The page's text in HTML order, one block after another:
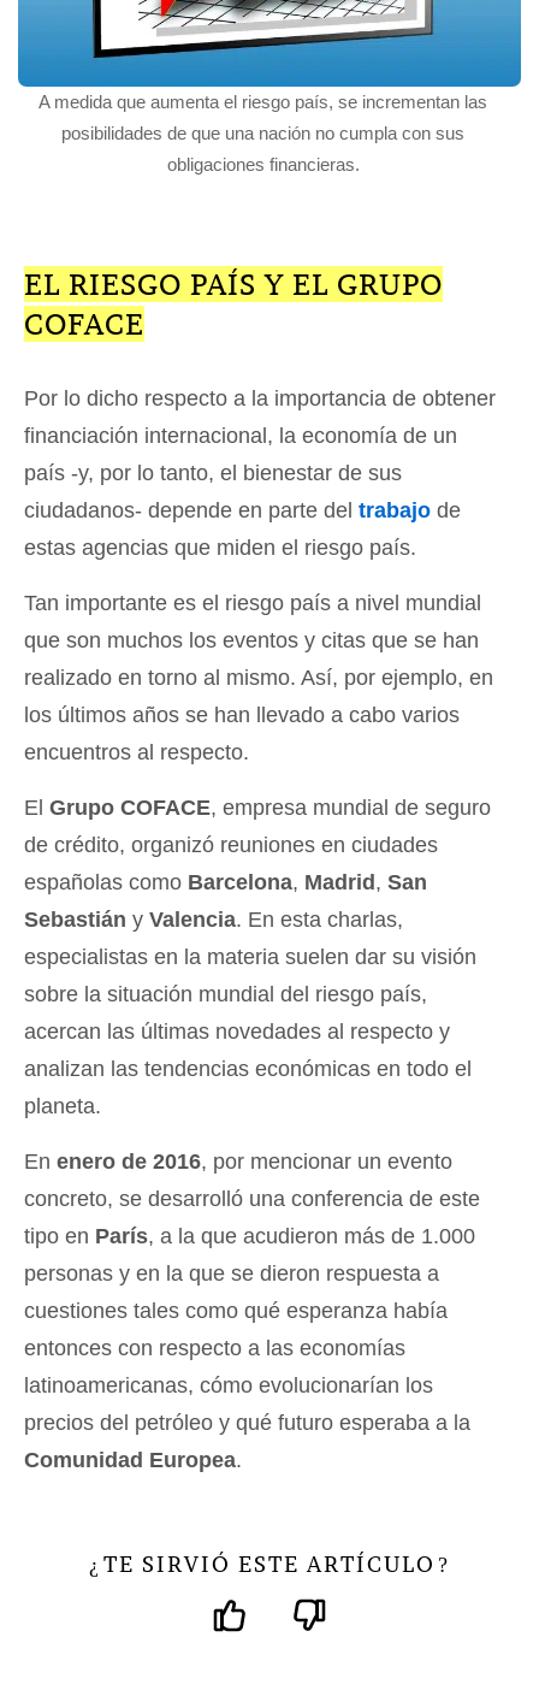
A medida que aumenta el riesgo país, se incrementan las
posibilidades de que una nación no cumpla con sus
obligaciones financieras.
EL RIESGO PAÍS Y EL GRUPO
COFACE
Por lo dicho respecto a la importancia de obtener
financiación internacional, la economía de un
país -y, por lo tanto, el bienestar de sus
ciudadanos- depende en parte del trabajo de
estas agencias que miden el riesgo país.
Tan importante es el riesgo país a nivel mundial
que son muchos los eventos y citas que se han
realizado en torno al mismo. Así, por ejemplo, en
los últimos años se han llevado a cabo varios
encuentros al respecto.
El Grupo COFACE, empresa mundial de seguro
de crédito, organizó reuniones en ciudades
españolas como Barcelona, Madrid , San
Sebastián y Valencia. En esta charlas,
especialistas en la materia suelen dar su visión
sobre la situación mundial del riesgo país,
acercan las últimas novedades al respecto y
analizan las tendencias económicas en todo el
planeta.
En enero de 2016, por mencionar un evento
concreto, se desarrolló una conferencia de este
tipo en París, a la que acudieron más de 1.000
personas y en la que se dieron respuesta a
cuestiones tales como qué esperanza había
entonces con respecto a las economías
latinoamericanas, cómo evolucionarían los
precios del petróleo y qué futuro esperaba a la
Comunidad Europea.
¿ TE SIRVIÓ ESTE ARTÍCULO ?